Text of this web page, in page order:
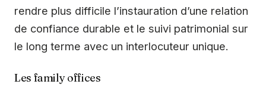
rendre plus difficile l’instauration d’une relation
de confiance durable et le suivi patrimonial sur
le long terme avec un interlocuteur unique.
Les family offices